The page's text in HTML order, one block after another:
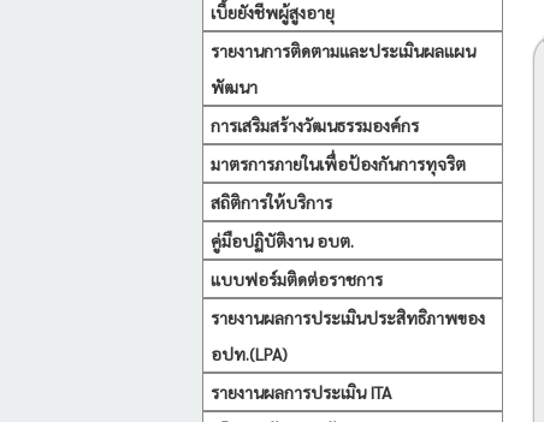
เบี้ยยังชีพผู้สูงอายุ
รายงานการติดตามและประเมินผลแผน
พัฒนา
การเสริมสร้างวัฒนธรรมองค์กร
มาตรการภายในเพื่อป้องกันการทุจริต
สถิติการให้บริการ
คู่มือปฏิบัติงาน อบต.
แบบฟอร์มติดต่อราชการ
รายงานผลการประเมินประสิทธิภาพของ
อปท.(LPA)
รายงานผลการประเมิน ITA